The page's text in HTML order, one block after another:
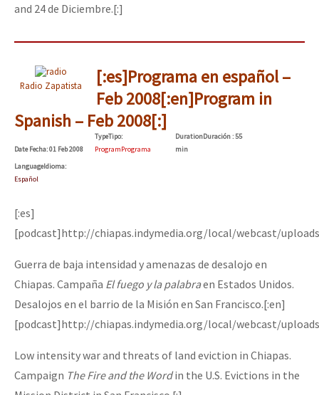
and 24 de Diciembre.[:]
Radio Zapatista
[:es]Programa en español –
Feb 2008[:en]Program in
Spanish – Feb 2008[:]
DateFecha: 01 Feb 2008
TypeTipo:
ProgramPrograma
DurationDuración: 55
min
LanguageIdioma:
Español
[:es]
[podcast]http://chiapas.indymedia.org/local/webcast/
Guerra de baja intensidad y amenazas de desalojo en
Chiapas. Campaña El fuego y la palabraen Estados Unidos.
Desalojos en el barrio de la Misión en San Francisco.[:en]
[podcast]http://chiapas.indymedia.org/local/webcast/
Low intensity war and threats of land eviction in Chiapas.
Campaign The Fire and the Wordin the U.S. Evictions in the